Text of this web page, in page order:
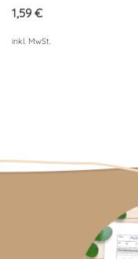
von 5
1,59€
inkl. MwSt.